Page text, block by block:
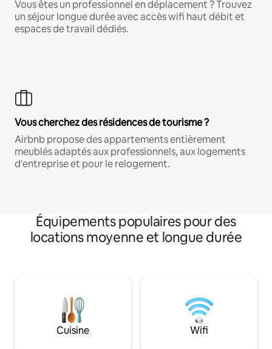
Vous êtes un professionnel en déplacement ? Trouvez
un séjour longue durée avec accès wifi haut débit et
espaces de travail dédiés.
Vous cherchez des résidences de tourisme ?
Airbnb propose des appartements entièrement
meublés adaptés aux professionnels, aux logements
d'entreprise et pour le relogement.
Équipements populaires pour des
locations moyenne et longue durée
Cuisine Wifi